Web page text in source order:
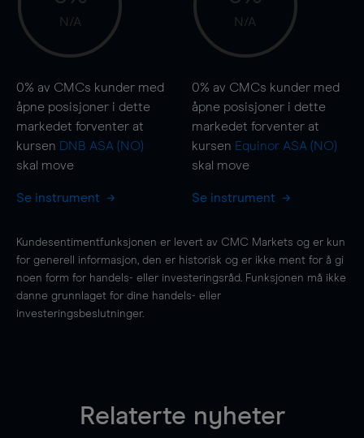
N/A
0% av CMCs kunder med
åpne posisjoner i dette
markedet forventer at
kursen DNB ASA (NO)
skal move
Se instrument
N/A
0% av CMCs kunder med
åpne posisjoner i dette
markedet forventer at
kursen Equinor ASA (NO)
skal move
Se instrument
Kundesentimentfunksjonen er levert av CMC Markets og er kun
for generell informasjon, den er historisk og er ikke ment for å gi
noen form for handels- eller investeringsråd. Funksjonen må ikke
danne grunnlaget for dine handels- eller
investeringsbeslutninger.
Relaterte nyheter